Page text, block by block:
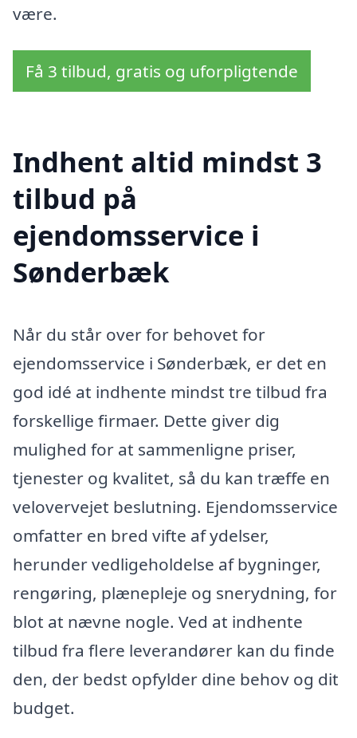
være.
Få 3 tilbud, gratis og uforpligtende
Indhent altid mindst 3
tilbud på
ejendomsservice i
Sønderbæk
Når du står over for behovet for
ejendomsservice i Sønderbæk, er det en
god idé at indhente mindst tre tilbud fra
forskellige firmaer. Dette giver dig
mulighed for at sammenligne priser,
tjenester og kvalitet, så du kan træffe en
velovervejet beslutning. Ejendomsservice
omfatter en bred vifte af ydelser,
herunder vedligeholdelse af bygninger,
rengøring, plænepleje og snerydning, for
blot at nævne nogle. Ved at indhente
tilbud fra flere leverandører kan du finde
den, der bedst opfylder dine behov og dit
budget.